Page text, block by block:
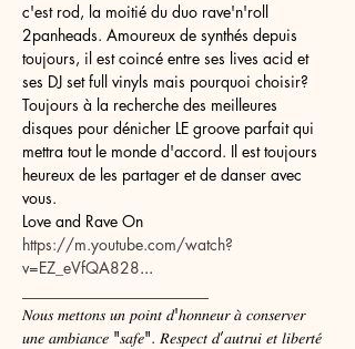
c'est rod, la moitié du duo rave'n'roll
2panheads. Amoureux de synthés depuis
toujours, il est coincé entre ses lives acid et
ses DJ set full vinyls mais pourquoi choisir?
Toujours à la recherche des meilleures
disques pour dénicher LE groove parfait qui
mettra tout le monde d'accord. Il est toujours
heureux de les partager et de danser avec
vous.
Love and Rave On
https://m.youtube.com/watch?
v=EZ_eVfQA828...
𝑁𝑜𝑢𝑠 𝑚𝑒𝑡𝑡𝑜𝑛𝑠 𝑢𝑛 𝑝𝑜𝑖𝑛𝑡 𝑑'ℎ𝑜𝑛𝑛𝑒𝑢𝑟 𝑎̀ 𝑐𝑜𝑛𝑠𝑒𝑟𝑣𝑒𝑟
𝑢𝑛𝑒 𝑎𝑚𝑏𝑖𝑎𝑛𝑐𝑒 "𝑠𝑎𝑓𝑒". 𝑅𝑒𝑠𝑝𝑒𝑐𝑡 𝑑’𝑎𝑢𝑡𝑟𝑢𝑖 𝑒𝑡 𝑙𝑖𝑏𝑒𝑟𝑡𝑒́